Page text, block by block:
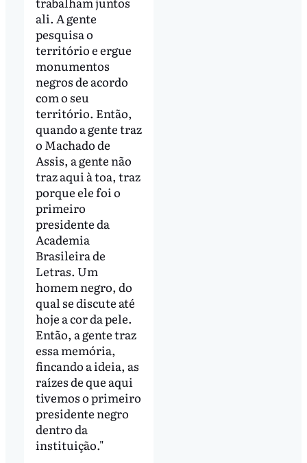
ali. A gente
pesquisa o
território e ergue
monumentos
negros de acordo
com o seu
território. Então,
quando a gente traz
o Machado de
Assis, a gente não
traz aqui à toa, traz
porque ele foi o
primeiro
presidente da
Academia
Brasileira de
Letras. Um
homem negro, do
qual se discute até
hoje a cor da pele.
Então, a gente traz
essa memória,
fincando a ideia, as
raízes de que aqui
tivemos o primeiro
presidente negro
dentro da
instituição."